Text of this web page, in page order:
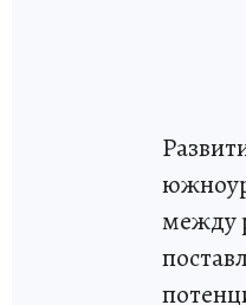
между